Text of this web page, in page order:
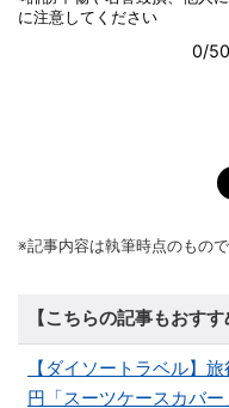
※記事内容は執筆時点のもの
【こちらの記事もおすす
【ダイソートラベル】
円「スーツケースカバー